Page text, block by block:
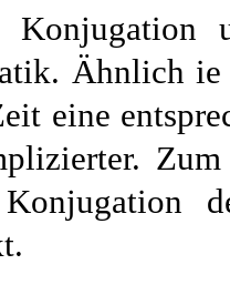
Ähnlich
eine